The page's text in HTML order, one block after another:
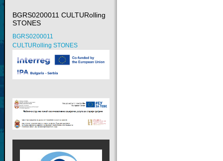
BGRS0200011 CULTURolling
STONES
BGRS0200011
CULTURolling STONES